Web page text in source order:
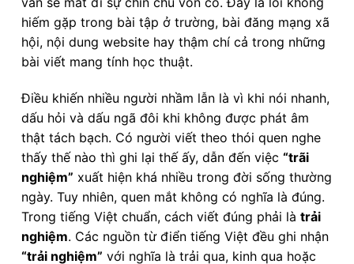
hiếm gặp trong bài tập ở trường, bài đăng mạng xã
hội, nội dung website hay thậm chí cả trong những
bài viết mang tính học thuật.
Điều khiến nhiều người nhầm lẫn là vì khi nói nhanh,
dấu hỏi và dấu ngã đôi khi không được phát âm
thật tách bạch. Có người viết theo thói quen nghe
thấy thế nào thì ghi lại thế ấy, dẫn đến việc “trãi
nghiệm” xuất hiện khá nhiều trong đời sống thường
ngày. Tuy nhiên, quen mắt không có nghĩa là đúng.
Trong tiếng Việt chuẩn, cách viết đúng phải là trải
nghiệm. Các nguồn từ điển tiếng Việt đều ghi nhận
“trải nghiệm” với nghĩa là trải qua, kinh qua hoặc